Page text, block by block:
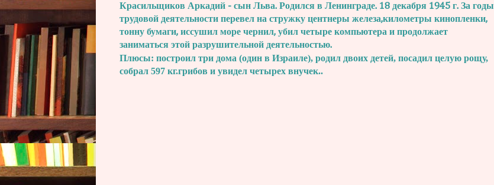
Красильщиков Аркадий - сын Льва. Родился в Ленинграде. 18 декабря 1945 г. За годы
трудовой деятельности перевел на стружку центнеры железа,километры кинопленки,
тонну бумаги, иссушил море чернил, убил четыре компьютера и продолжает
заниматься этой разрушительной деятельностью.
Плюсы: построил три дома (один в Израиле), родил двоих детей, посадил целую рощу,
собрал 597 кг.грибов и увидел четырех внучек..